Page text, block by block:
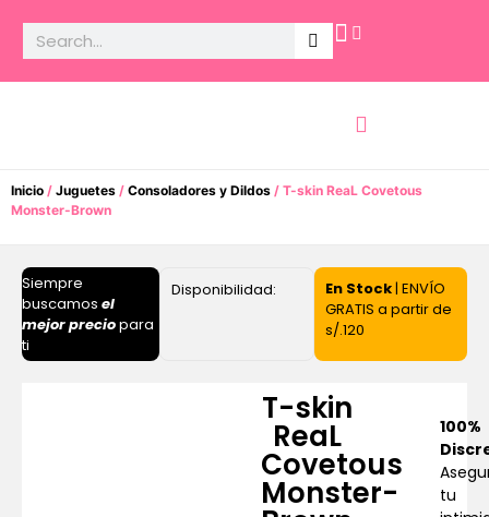
Inicio / Juguetes / Consoladores y Dildos / T-skin ReaL Covetous
Monster-Brown
Siempre
buscamos el
mejor preciopara
ti
Disponibilidad: En Stock| ENVÍO
GRATIS a partir de
s/.120
T-skin
ReaL
Covetous
Monster-
100%
tu